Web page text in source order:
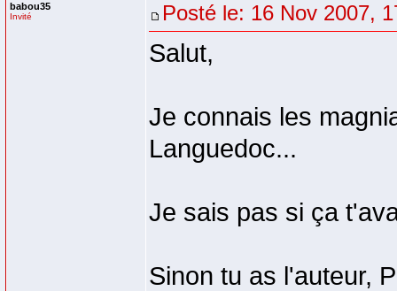
babou35
Invité Posté le: 16 Nov 2007,
Salut,
Je connais les
Languedoc...
Je sais pas si ça
Sinon tu as l'auteur,